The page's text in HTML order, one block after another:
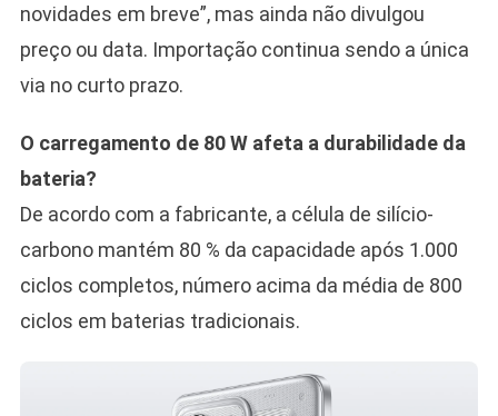
novidades em breve”, mas ainda não divulgou
preço ou data. Importação continua sendo a única
via no curto prazo.
O carregamento de 80 W afeta a durabilidade da
bateria?
De acordo com a fabricante, a célula de silício-
carbono mantém 80 % da capacidade após 1.000
ciclos completos, número acima da média de 800
ciclos em baterias tradicionais.